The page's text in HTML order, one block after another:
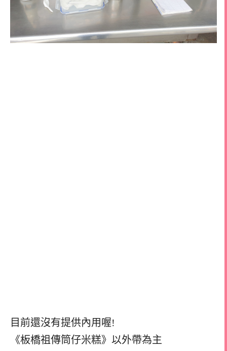
目前還沒有提供內用喔!
《板橋祖傳筒仔米糕》以外帶為主